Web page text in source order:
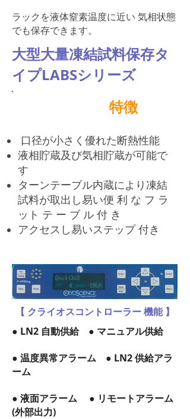
ラックを液体窒素温度に近い 気相状態
でも保存できます。
大型大量凍結試料保存タ
イプLABSシリーズ
特徴
口径が小さく優れた断熱性能
液相貯蔵及び気相貯蔵が可能で
す
ターンテーブル内蔵により凍結
試料が取出し易い便 利 な フ ラ
ット テ ー ブ ル 付 き
アクセスし易いステップ 付き
【 クライオスコントローラー 機能 】
● LN2 自動供給 ● マニュアル供給
● 温度異常アラーム ● LN2 供給アラ
ーム
● 液面アラーム ● リモートアラーム
(外部出力)